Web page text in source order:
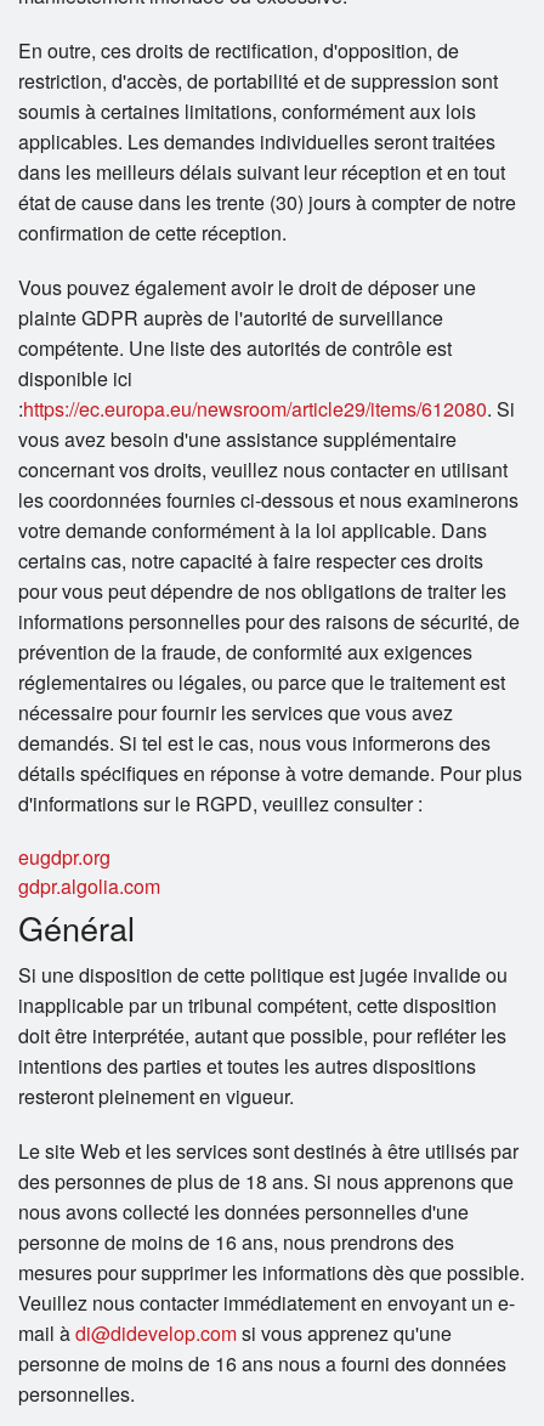
En outre, ces droits de rectification, d'opposition, de
restriction, d'accès, de portabilité et de suppression sont
soumis à certaines limitations, conformément aux lois
applicables. Les demandes individuelles seront traitées
dans les meilleurs délais suivant leur réception et en tout
état de cause dans les trente (30) jours à compter de notre
confirmation de cette réception.
Vous pouvez également avoir le droit de déposer une
plainte GDPR auprès de l'autorité de surveillance
compétente. Une liste des autorités de contrôle est
disponible ici
:https://ec.europa.eu/newsroom/article29/items/612080. Si
vous avez besoin d'une assistance supplémentaire
concernant vos droits, veuillez nous contacter en utilisant
les coordonnées fournies ci-dessous et nous examinerons
votre demande conformément à la loi applicable. Dans
certains cas, notre capacité à faire respecter ces droits
pour vous peut dépendre de nos obligations de traiter les
informations personnelles pour des raisons de sécurité, de
prévention de la fraude, de conformité aux exigences
réglementaires ou légales, ou parce que le traitement est
nécessaire pour fournir les services que vous avez
demandés. Si tel est le cas, nous vous informerons des
détails spécifiques en réponse à votre demande. Pour plus
d'informations sur le RGPD, veuillez consulter :
eugdpr.org
gdpr.algolia.com
Général
Si une disposition de cette politique est jugée invalide ou
inapplicable par un tribunal compétent, cette disposition
doit être interprétée, autant que possible, pour refléter les
intentions des parties et toutes les autres dispositions
resteront pleinement en vigueur.
Le site Web et les services sont destinés à être utilisés par
des personnes de plus de 18 ans. Si nous apprenons que
nous avons collecté les données personnelles d'une
personne de moins de 16 ans, nous prendrons des
mesures pour supprimer les informations dès que possible.
Veuillez nous contacter immédiatement en envoyant un e-
mail àdi@didevelop.comsi vous apprenez qu'une
personne de moins de 16 ans nous a fourni des données
personnelles.